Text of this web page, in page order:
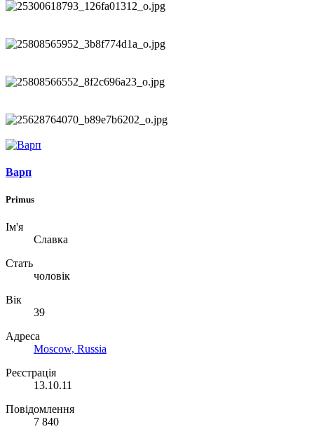
Варп
Primus
Ім'я
Славка
Стать
чоловік
Вік
39
Адреса
Moscow, Russia
Реєстрація
13.10.11
Повідомлення
7 840